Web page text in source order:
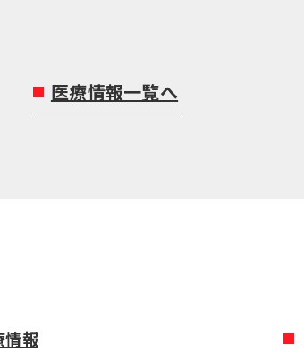
医療情報一覧へ
情報